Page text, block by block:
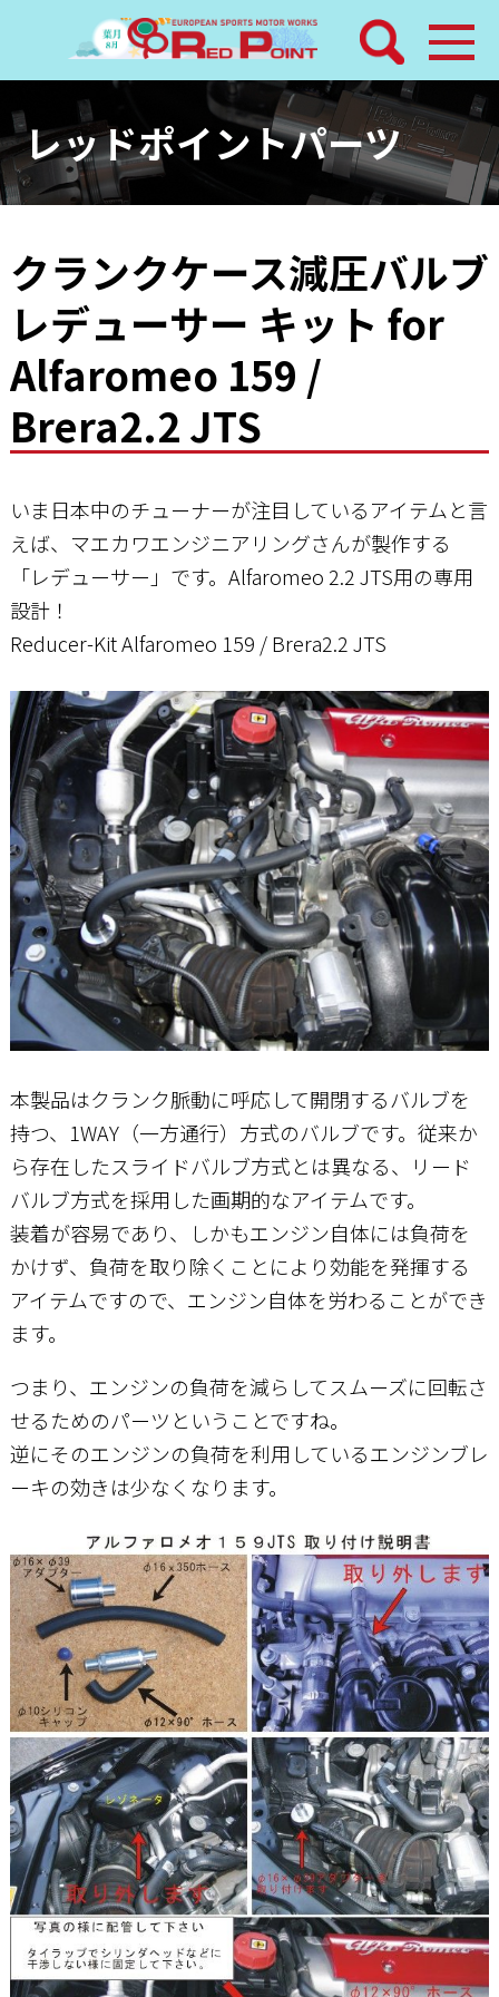
検索
ホーム
トピックス
レッドポイントパーツ
その他サービス
店舗案内
工場通信
お問い合わせ
レッドポイントパーツ
クランクケース減圧バルブ
レデューサー キット for
Alfaromeo 159 /
Brera2.2 JTS
いま日本中のチューナーが注目しているアイテムと言
えば、マエカワエンジニアリングさんが製作する
「レデューサー」です。Alfaromeo 2.2 JTS用の専用
設計！
Reducer-Kit Alfaromeo 159 / Brera2.2 JTS
本製品はクランク脈動に呼応して開閉するバルブを
持つ、1WAY（一方通行）方式のバルブです。従来か
ら存在したスライドバルブ方式とは異なる、リード
バルブ方式を採用した画期的なアイテムです。
装着が容易であり、しかもエンジン自体には負荷を
かけず、負荷を取り除くことにより効能を発揮する
アイテムですので、エンジン自体を労わることができ
ます。
つまり、エンジンの負荷を減らしてスムーズに回転さ
せるためのパーツということですね。
逆にそのエンジンの負荷を利用しているエンジンブレ
ーキの効きは少なくなります。